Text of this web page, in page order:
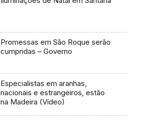
Promessas em São Roque serão
cumpridas – Governo
Especialistas em aranhas,
nacionais e estrangeiros, estão
na Madeira (Vídeo)